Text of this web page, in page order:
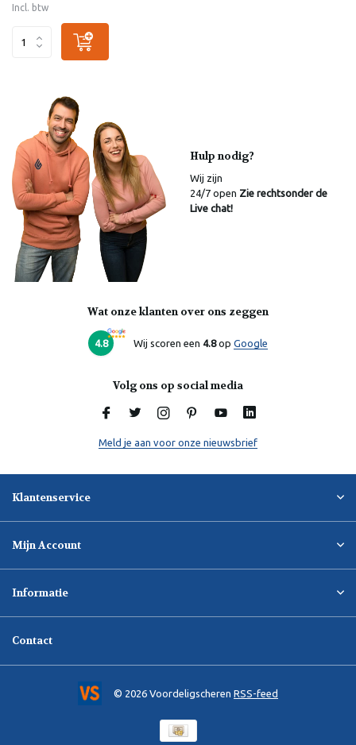
Incl. btw
Hulp nodig?
Wij zijn
24/7 open Zie rechtsonder de
Live chat!
Wat onze klanten over ons zeggen
4.8 Wij scoren een 4.8op Google
Volg ons op social media
Meld je aan voor onze nieuwsbrief
Klantenservice
Mijn Account
Informatie
Contact
© 2026 Voordeligscheren RSS-feed